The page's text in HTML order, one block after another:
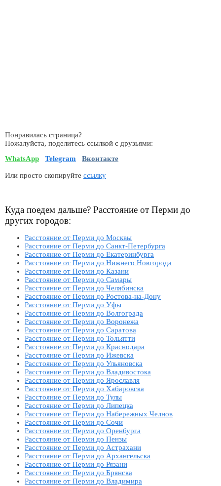
Понравилась страница?
Пожалуйста, поделитесь ссылкой с друзьями:
WhatsApp
Telegram Вконтакте
Или просто скопируйте ссылку
Куда поедем дальше? Расстояние от Перми до
других городов:
Расстояние от Перми до Москвы
Расстояние от Перми до Санкт-Петербурга
Расстояние от Перми до Екатеринбурга
Расстояние от Перми до Нижнего Новгорода
Расстояние от Перми до Казани
Расстояние от Перми до Самары
Расстояние от Перми до Челябинска
Расстояние от Перми до Ростова-на-Дону
Расстояние от Перми до Уфы
Расстояние от Перми до Волгограда
Расстояние от Перми до Воронежа
Расстояние от Перми до Саратова
Расстояние от Перми до Тольятти
Расстояние от Перми до Краснодара
Расстояние от Перми до Ижевска
Расстояние от Перми до Ульяновска
Расстояние от Перми до Владивостока
Расстояние от Перми до Ярославля
Расстояние от Перми до Хабаровска
Расстояние от Перми до Тулы
Расстояние от Перми до Липецка
Расстояние от Перми до Набережных Челнов
Расстояние от Перми до Сочи
Расстояние от Перми до Оренбурга
Расстояние от Перми до Пензы
Расстояние от Перми до Астрахани
Расстояние от Перми до Архангельска
Расстояние от Перми до Рязани
Расстояние от Перми до Брянска
Расстояние от Перми до Владимира